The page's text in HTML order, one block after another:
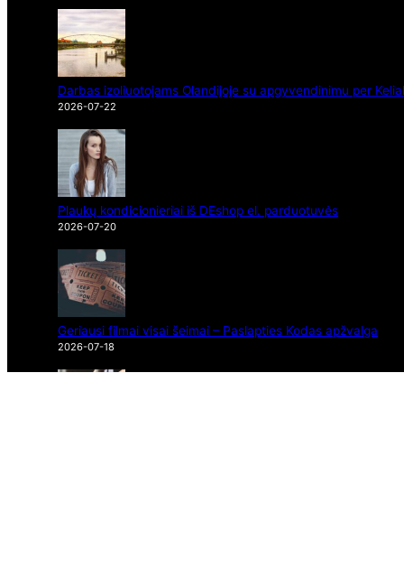
Darbas izoliuotojams Olandijoje su apgyvendinimu per
2026-07-22
Plaukų kondicionieriai iš DEshop el. parduotuvės
2026-07-20
Geriausi filmai visai šeimai – Paslapties Kodas apžvalga
2026-07-18